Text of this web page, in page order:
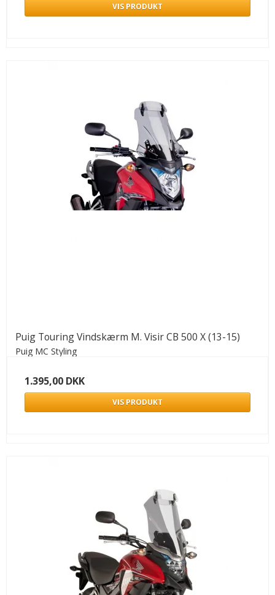
VIS PRODUKT
Puig Touring Vindskærm M. Visir CB 500 X (13-15)
Puig MC Styling
1.395,00 DKK
VIS PRODUKT